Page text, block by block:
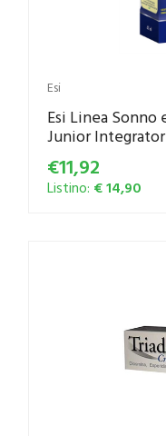
Esi
Esi Linea Sonno
Junior
€11,92
Listino: € 14,90